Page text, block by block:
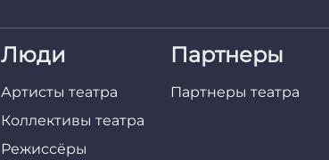
Люди
Артисты театра
Коллективы театра
Режиссёры
Партнеры
Партнеры театра